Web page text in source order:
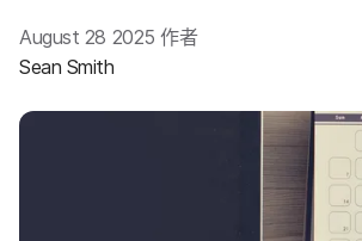
August 28 2025作​者
Sean Smith